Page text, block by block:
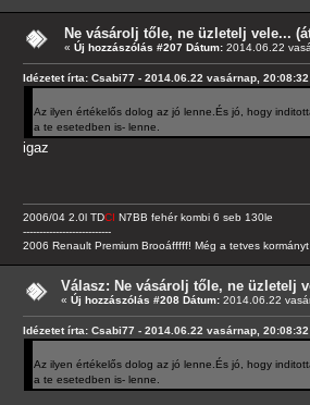
Ne vásárolj tőle, ne üzletelj vele...
« Új hozzászólás #207 Dátum: 2014.06.22
Idézetet írta: Csabi77 - 2014.06.22 vasárnap, 20:08:32
Az ilyen értékelős dolog az jó lenne.És jó, hogy
a te esetedben is- lenne.
igaz
2006/04 2.0l TDCI N7BB fehér kombi 6 seb 130le
---------------------------
2006 Renault Premium Brooáfffff! Még a tetves
Válasz: Ne vásárolj tőle, ne üzletelj
« Új hozzászólás #208 Dátum: 2014.06.22
Idézetet írta: Csabi77 - 2014.06.22 vasárnap, 20:08:32
Az ilyen értékelős dolog az jó lenne.És jó, hogy
a te esetedben is- lenne.